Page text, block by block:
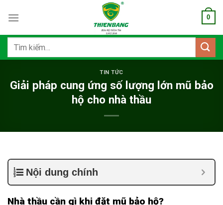
qua
dung
0
Tìm
TIN TỨC
Giải pháp cung ứng số lượng lớn mũ bảo
hộ cho nhà thầu
Nội dung chính
Nhà thầu cần gì khi đặt mũ bảo hộ?